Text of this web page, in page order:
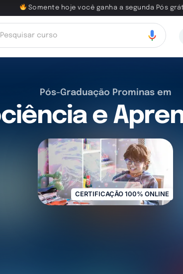
Somente hoje você ganha a segunda Pós
Pós-Graduação Prominas em
e
CERTIFICAÇÃO 100% ONLINE